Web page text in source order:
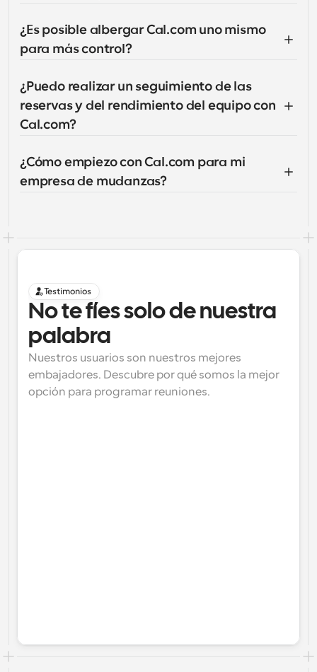
¿Es posible albergar Cal.com uno mismo
para más control?
¿Puedo realizar un seguimiento de las
reservas y del rendimiento del equipo con
Cal.com?
¿Cómo empiezo con Cal.com para mi
empresa de mudanzas?
Testimonios
No te fíes solo de nuestra
palabra
Nuestros usuarios son nuestros mejores
embajadores. Descubre por qué somos la mejor
opción para programar reuniones.